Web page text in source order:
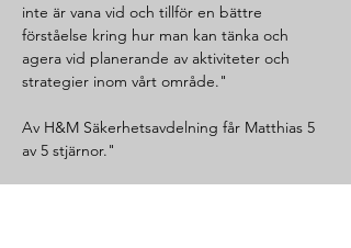
inte är vana vid och tillför en bättre
förståelse kring hur man kan tänka och
agera vid planerande av aktiviteter och
strategier inom vårt område."
Av H&M Säkerhetsavdelning får Matthias 5
av 5 stjärnor."